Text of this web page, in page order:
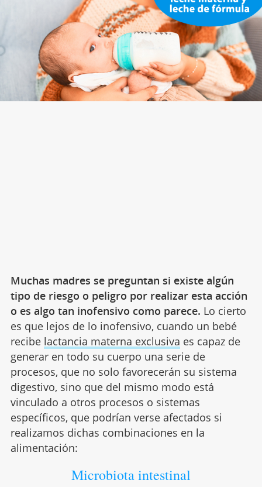
Muchas madres se preguntan si existe algún
tipo de riesgo o peligro por realizar esta acción
o es algo tan inofensivo como parece. Lo cierto
es que lejos de lo inofensivo, cuando un bebé
recibe lactancia materna exclusiva es capaz de
generar en todo su cuerpo una serie de
procesos, que no solo favorecerán su sistema
digestivo, sino que del mismo modo está
vinculado a otros procesos o sistemas
específicos, que podrían verse afectados si
realizamos dichas combinaciones en la
alimentación:
Microbiota intestinal